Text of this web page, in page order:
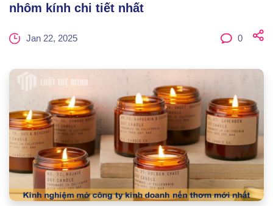
nhôm kính chi tiết nhất
Jan 22, 2025 0